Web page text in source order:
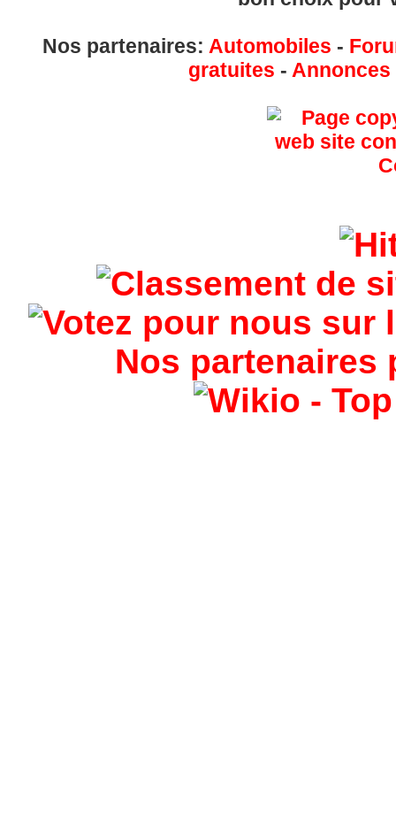
Nos partenaires: Automobiles -
gratuites -
Nos partenaires